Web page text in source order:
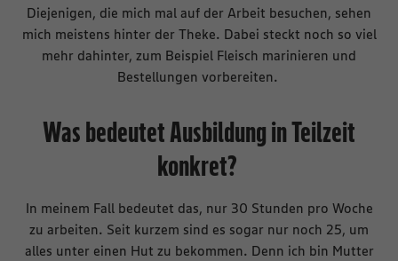
Diejenigen, die mich mal auf der Arbeit besuchen, sehen
mich meistens hinter der Theke. Dabei steckt noch so viel
mehr dahinter, zum Beispiel Fleisch marinieren und
Bestellungen vorbereiten.
Was bedeutet Ausbildung in Teilzeit
konkret?
In meinem Fall bedeutet das, nur 30 Stunden pro Woche
zu arbeiten. Seit kurzem sind es sogar nur noch 25, um
alles unter einen Hut zu bekommen. Denn ich bin Mutter